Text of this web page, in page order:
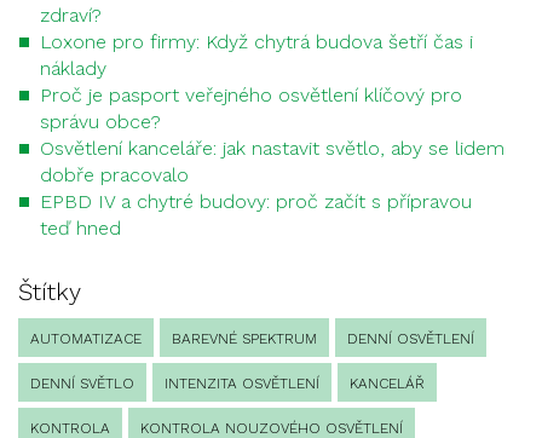
zdraví?
Loxone pro firmy: Když chytrá budova šetří čas i
náklady
Proč je pasport veřejného osvětlení klíčový pro
správu obce?
Osvětlení kanceláře: jak nastavit světlo, aby se lidem
dobře pracovalo
EPBD IV a chytré budovy: proč začít s přípravou
teď hned
Štítky
AUTOMATIZACE BAREVNÉ SPEKTRUM DENNÍ OSVĚTLENÍ
DENNÍ SVĚTLO INTENZITA OSVĚTLENÍ KANCELÁŘ
KONTROLA KONTROLA NOUZOVÉHO OSVĚTLENÍ